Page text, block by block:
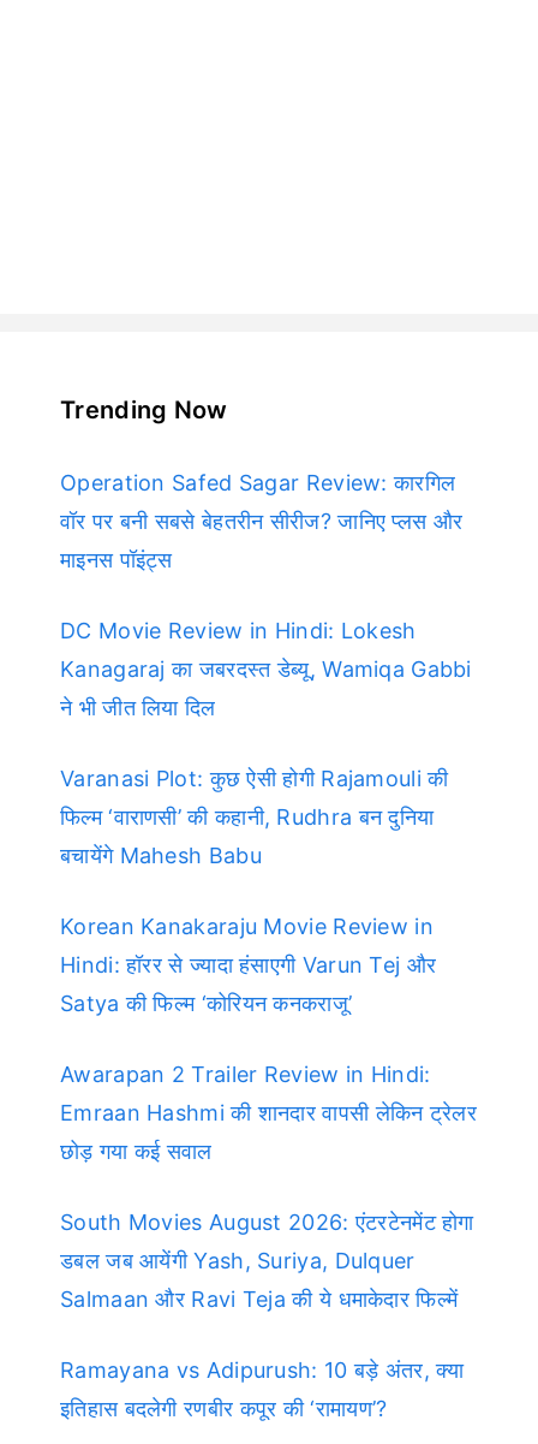
Trending Now
Operation Safed Sagar Review: कारगिल
वॉर पर बनी सबसे बेहतरीन सीरीज? जानिए प्लस और
माइनस पॉइंट्स
DC Movie Review in Hindi: Lokesh
Kanagaraj का जबरदस्त डेब्यू, Wamiqa Gabbi
ने भी जीत लिया दिल
Varanasi Plot: कुछ ऐसी होगी Rajamouli की
फिल्म ‘वाराणसी’ की कहानी, Rudhra बन दुनिया
बचायेंगे Mahesh Babu
Korean Kanakaraju Movie Review in
Hindi: हॉरर से ज्यादा हंसाएगी Varun Tej और
Satya की फिल्म ‘कोरियन कनकराजू’
Awarapan 2 Trailer Review in Hindi:
Emraan Hashmi की शानदार वापसी लेकिन ट्रेलर
छोड़ गया कई सवाल
South Movies August 2026: एंटरटेनमेंट होगा
डबल जब आयेंगी Yash, Suriya, Dulquer
Salmaan और Ravi Teja की ये धमाकेदार फिल्में
Ramayana vs Adipurush: 10 बड़े अंतर, क्या
इतिहास बदलेगी रणबीर कपूर की ‘रामायण’?